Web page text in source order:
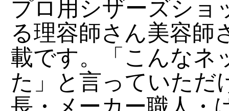
プロ用シザーズショ
る理容師さん美容師
載です。「こんなネ
た」と言っていただ